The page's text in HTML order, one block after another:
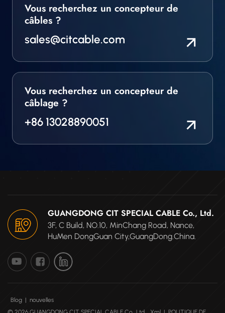
Vous recherchez un concepteur de
câbles ?
sales@citcable.com
Vous recherchez un concepteur de
câblage ?
+86 13028890051
GUANGDONG CIT SPECIAL CABLE Co., Ltd.
3F, C Build, NO.10, MinChang Road, Nance,
HuMen DongGuan City,GuangDong.China.
Blog | nouvelles